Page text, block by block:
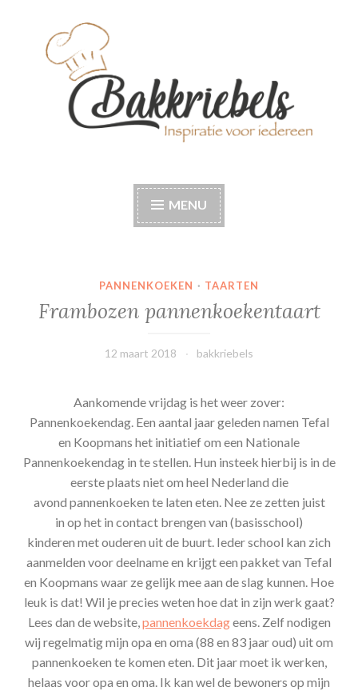
Bakkriebels
MENU
PANNENKOEKEN · TAARTEN
Frambozen pannenkoekentaart
12 maart 2018 bakkriebels
Aankomende vrijdag is het weer zover:
Pannenkoekendag. Een aantal jaar geleden namen Tefal
en Koopmans het initiatief om een Nationale
Pannenkoekendag in te stellen. Hun insteek hierbij is in de
eerste plaats niet om heel Nederland die
avond pannenkoeken te laten eten. Nee ze zetten juist
in op het in contact brengen van (basisschool)
kinderen met ouderen uit de buurt. Ieder school kan zich
aanmelden voor deelname en krijgt een pakket van Tefal
en Koopmans waar ze gelijk mee aan de slag kunnen. Hoe
leuk is dat! Wil je precies weten hoe dat in zijn werk gaat?
Lees dan de website, pannenkoekdageens. Zelf nodigen
wij regelmatig mijn opa en oma (88 en 83 jaar oud) uit om
pannenkoeken te komen eten. Dit jaar moet ik werken,
helaas voor opa en oma. Ik kan wel de bewoners op mijn